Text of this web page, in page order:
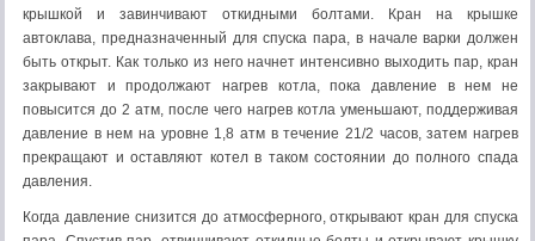
крышкой и завинчивают откидными болтами. Кран на крышке
автоклава, предназначенный для спуска пара, в начале варки должен
быть открыт. Как только из него начнет интенсивно выходить пар, кран
закрывают и продолжают нагрев котла, пока давление в нем не
повысится до 2 атм, после чего нагрев котла уменьшают, поддерживая
давление в нем на уровне 1,8 атм в течение 21/2 часов, затем нагрев
прекращают и оставляют котел в таком состоянии до полного спада
давления.
Когда давление снизится до атмосферного, открывают кран для спуска